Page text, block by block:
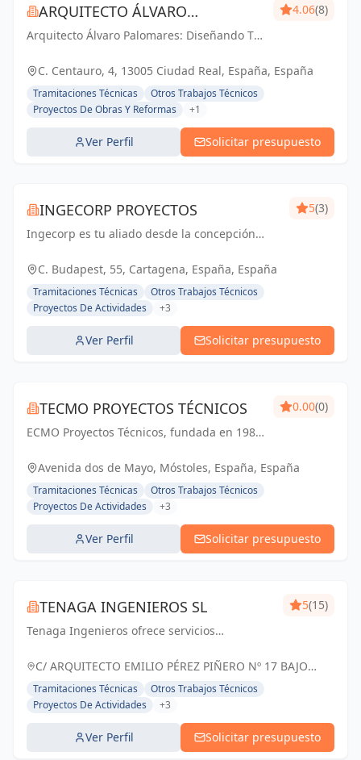
ARQUITECTO ÁLVARO
PALOMARES
Arquitecto Álvaro Palomares: Diseñando Tu
4.06(8)
C. Centauro, 4, 13005 Ciudad Real, España, España
Tramitaciones Técnicas
Otros Trabajos Técnicos
Proyectos De Obras Y Reformas
+1
Ver Perfil Solicitar presupuesto
INGECORP PROYECTOS
Ingecorp es tu aliado desde la concepción
Especializados en licencias, proyectos
ejecutivos, reformas y energía solar. Expertos
compr...
5(3)
C. Budapest, 55, Cartagena, España, España
Tramitaciones Técnicas
Otros Trabajos Técnicos
Proyectos De Actividades
+3
Ver Perfil Solicitar presupuesto
TECMO PROYECTOS TÉCNICOS
ECMO Proyectos Técnicos, fundada en 1989,
experiencia en la elaboración y tramitación
de proyectos de ingeniería, tanto
industriales,...
0.00(0)
Avenida dos de Mayo, Móstoles, España, España
Tramitaciones Técnicas
Otros Trabajos Técnicos
Proyectos De Actividades
+3
Ver Perfil Solicitar presupuesto
TENAGA INGENIEROS SL
Tenaga Ingenieros ofrece servicios
mejorar la eficiencia energética y reducir
hasta g...
5(15)
C/ ARQUITECTO EMILIO PÉREZ PIÑERO Nº 17 BAJO
MURCIA, España
Tramitaciones Técnicas
Otros Trabajos Técnicos
Proyectos De Actividades
+3
Ver Perfil Solicitar presupuesto